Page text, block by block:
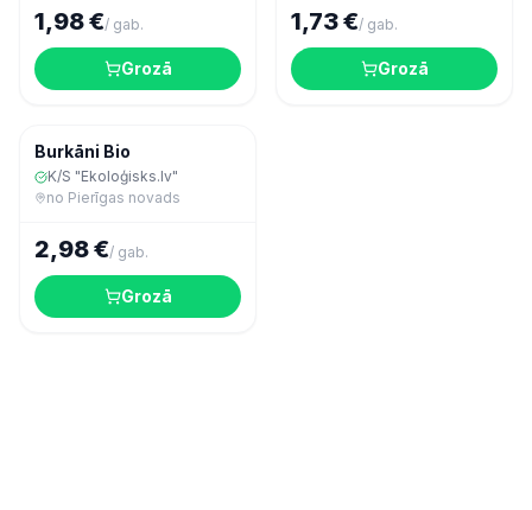
1,98 €/ gab.
Grozā
1,73 €/ gab.
Grozā
Burkāni Bio
K/S "Ekoloģisks.lv"
no Pierīgas novads
2,98 €/ gab.
Grozā